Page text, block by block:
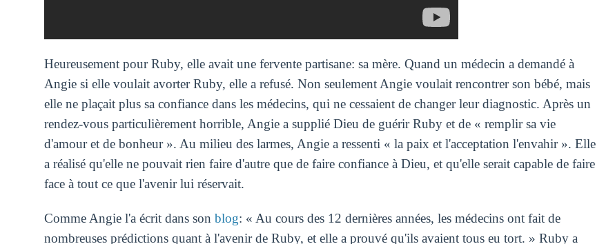
Heureusement pour Ruby, elle avait une fervente partisane: sa mère. Quand un médecin a demandé à
Angie si elle voulait avorter Ruby, elle a refusé. Non seulement Angie voulait rencontrer son bébé, mais
elle ne plaçait plus sa confiance dans les médecins, qui ne cessaient de changer leur diagnostic. Après un
rendez-vous particulièrement horrible, Angie a supplié Dieu de guérir Ruby et de « remplir sa vie
d'amour et de bonheur ». Au milieu des larmes, Angie a ressenti « la paix et l'acceptation l'envahir ». Elle
a réalisé qu'elle ne pouvait rien faire d'autre que de faire confiance à Dieu, et qu'elle serait capable de faire
face à tout ce que l'avenir lui réservait.
Comme Angie l'a écrit dans son blog: « Au cours des 12 dernières années, les médecins ont fait de
nombreuses prédictions quant à l'avenir de Ruby, et elle a prouvé qu'ils avaient tous eu tort. » Ruby a